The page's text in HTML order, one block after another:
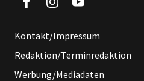
Kontakt/Impressum
Redaktion/Terminredaktion
Werbung/Mediadaten